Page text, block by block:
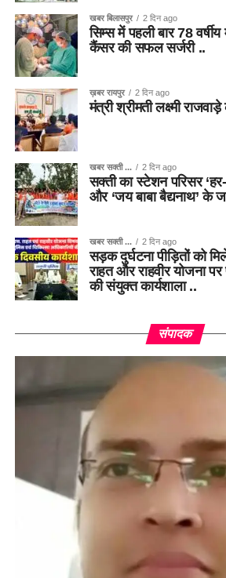
खबर बिलासपुर 2 दिन ago
सिम्स में पहली बार 78
कैंसर की सफल सर्जरी ..
ख़बर रायपुर 2 दिन ago
मंत्री श्रीमती लक्ष्मी
खबर सक्ती ... 2 दिन ago
सक्ती का स्टेशन परिसर ‘हर-
और ‘जय बाबा बैद्यनाथ’ के
खबर सक्ती ... 2 दिन ago
सड़क दुर्घटना पीड़ितों को
राहत और राहवीर योजना
की संयुक्त कार्यशाला ..
संपादक